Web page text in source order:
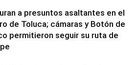
a presuntos asaltantes en el
de Toluca; cámaras y Botón de
permitieron seguir su ruta de